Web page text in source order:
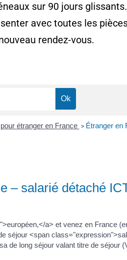
sur 90 jours glissants.
avec toutes les
rendez-vous.
étranger en France > Étranger en
– salarié détaché
a> et venez en France
séjour <span
de long séjour valant titre de séjour